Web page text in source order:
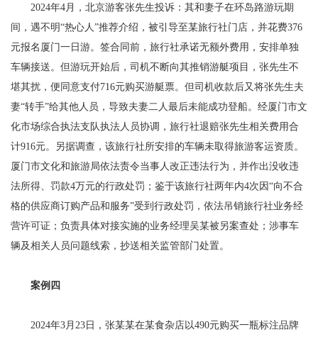
2024年4月，北京游客张先生投诉：其和妻子在环岛路游玩期
间，遇不明“热心人”推荐介绍，被引导至某旅行社门店，并花费376
元报名厦门一日游。签合同前，旅行社承诺无额外费用，安排单独
车辆接送。但游玩开始后，司机不断向其推销游艇项目，张先生不
堪其扰，便同意支付716元购买游艇票。但司机收款后又将张先生夫
妻“转手”给其他人员，导致夫妻二人最后未能成功登船。经厦门市文
化市场综合执法支队执法人员协调，旅行社退赔张先生相关费用合
计916元。另据调查，该旅行社所安排的车辆未取得旅游客运资质。
厦门市文化和旅游局依法责令当事人改正违法行为，并作出没收违
法所得、罚款4万元的行政处罚；鉴于该旅行社两年内4次因“向不合
格的供应商订购产品和服务”受到行政处罚，依法吊销旅行社业务经
营许可证；负责具体对接实施的业务经理吴某被另案查处；涉事车
辆及相关人员问题线索，抄送相关监管部门处置。
案例四
2024年3月23日，张某某在某食杂店以490元购买一瓶标注品牌